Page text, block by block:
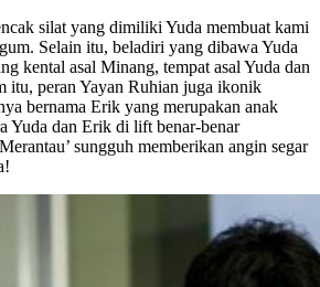
silat yang dimiliki Yuda membuat kami
Selain itu, beladiri yang dibawa Yuda
kental asal Minang, tempat asal Yuda dan
itu, peran Yayan Ruhian juga ikonik
bernama Erik yang merupakan anak
Yuda dan Erik di lift benar-benar
sungguh memberikan angin segar